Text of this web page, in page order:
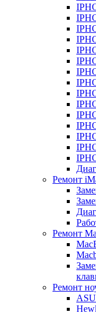
Ремонт
Ремонт
Ремонт